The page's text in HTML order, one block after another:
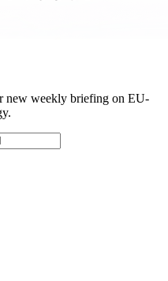
new weekly briefing on EU-